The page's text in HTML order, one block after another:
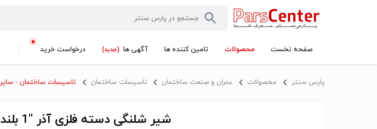
صفحه نخست محصولات تامین کننده ها آگهی ها (جدید) درخواست خرید
پارس سنتر محصولات عمران و صنعت ساختمان تاسیسات ساختمان تاسیسات ساختمان - سایر
شیر شلنگی دسته فلزی آذر "1 بلند